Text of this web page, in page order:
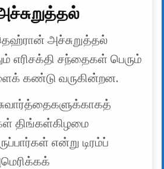
அச்சுறுத்தல்
எரிசக்தி சந்தைகள் பெரும்
கண்டு வருகின்றன.
திங்கள்கிழமை
என்று டிரம்ப்